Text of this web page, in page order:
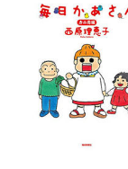
進化するPCと
好きが集まる
ビジネスと働き
AI活用のいまが